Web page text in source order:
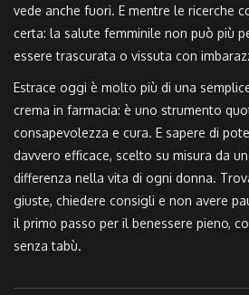
vede anche fuori. E mentre le ricerche
certa: la salute femminile non può più
essere trascurata o vissuta con
Estrace oggi è molto più di una
crema in farmacia: è uno strumento
consapevolezza e cura. E sapere di
davvero efficace, scelto su misura da
differenza nella vita di ogni donna.
giuste, chiedere consigli e non avere
il primo passo per il benessere pieno,
senza tabù.